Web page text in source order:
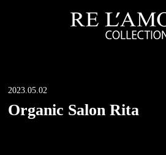
2023.05.02
Organic Salon Rita